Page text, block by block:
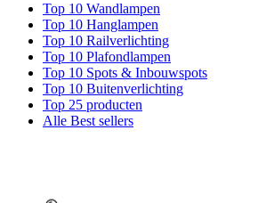
Top 10 Wandlampen
Top 10 Hanglampen
Top 10 Railverlichting
Top 10 Plafondlampen
Top 10 Spots & Inbouwspots
Top 10 Buitenverlichting
Top 25 producten
Alle Best sellers